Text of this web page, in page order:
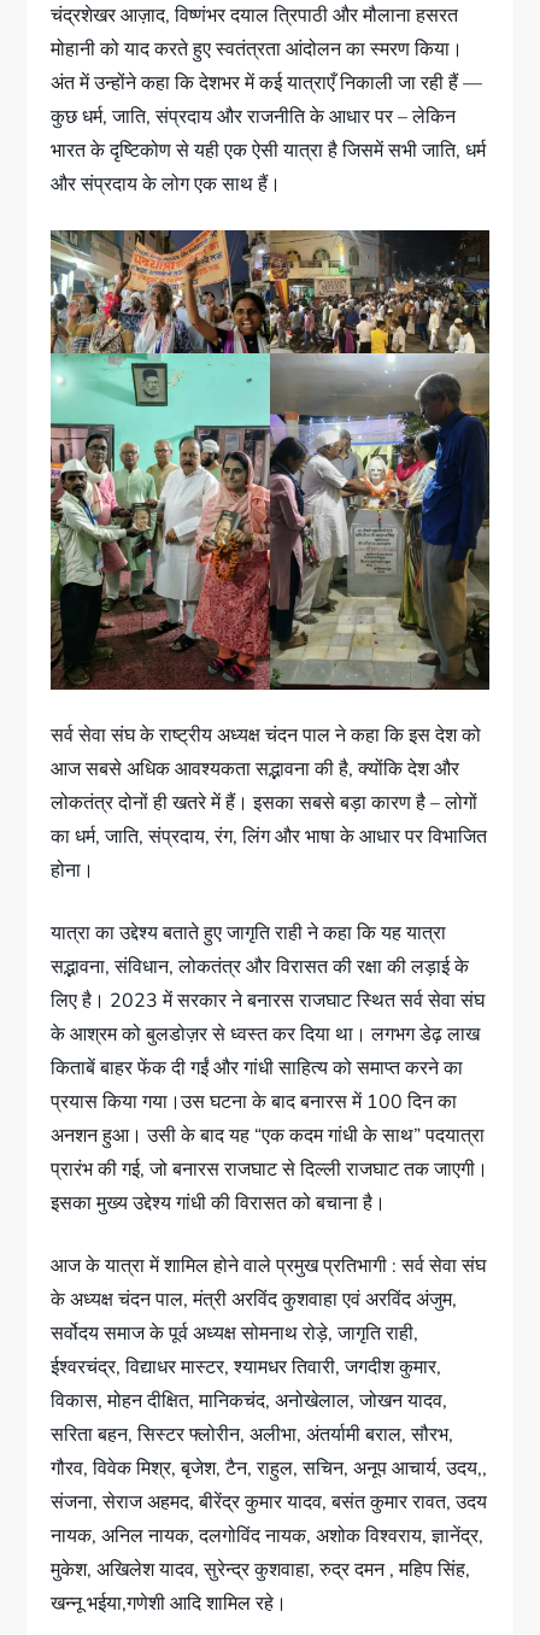
चंद्रशेखर आज़ाद, विष्णंभर दयाल त्रिपाठी और मौलाना हसरत
मोहानी को याद करते हुए स्वतंत्रता आंदोलन का स्मरण किया।
अंत में उन्होंने कहा कि देशभर में कई यात्राएँ निकाली जा रही हैं —
कुछ धर्म, जाति, संप्रदाय और राजनीति के आधार पर – लेकिन
भारत के दृष्टिकोण से यही एक ऐसी यात्रा है जिसमें सभी जाति, धर्म
और संप्रदाय के लोग एक साथ हैं।
सर्व सेवा संघ के राष्ट्रीय अध्यक्ष चंदन पाल ने कहा कि इस देश को
आज सबसे अधिक आवश्यकता सद्भावना की है, क्योंकि देश और
लोकतंत्र दोनों ही खतरे में हैं। इसका सबसे बड़ा कारण है – लोगों
का धर्म, जाति, संप्रदाय, रंग, लिंग और भाषा के आधार पर विभाजित
होना।
यात्रा का उद्देश्य बताते हुए जागृति राही ने कहा कि यह यात्रा
सद्भावना, संविधान, लोकतंत्र और विरासत की रक्षा की लड़ाई के
लिए है। 2023 में सरकार ने बनारस राजघाट स्थित सर्व सेवा संघ
के आश्रम को बुलडोज़र से ध्वस्त कर दिया था। लगभग डेढ़ लाख
किताबें बाहर फेंक दी गईं और गांधी साहित्य को समाप्त करने का
प्रयास किया गया।उस घटना के बाद बनारस में 100 दिन का
अनशन हुआ। उसी के बाद यह “एक कदम गांधी के साथ” पदयात्रा
प्रारंभ की गई, जो बनारस राजघाट से दिल्ली राजघाट तक जाएगी।
इसका मुख्य उद्देश्य गांधी की विरासत को बचाना है।
आज के यात्रा में शामिल होने वाले प्रमुख प्रतिभागी : सर्व सेवा संघ
के अध्यक्ष चंदन पाल, मंत्री अरविंद कुशवाहा एवं अरविंद अंजुम,
सर्वोदय समाज के पूर्व अध्यक्ष सोमनाथ रोड़े, जागृति राही,
ईश्वरचंद्र, विद्याधर मास्टर, श्यामधर तिवारी, जगदीश कुमार,
विकास, मोहन दीक्षित, मानिकचंद, अनोखेलाल, जोखन यादव,
सरिता बहन, सिस्टर फ्लोरीन, अलीभा, अंतर्यामी बराल, सौरभ,
गौरव, विवेक मिश्र, बृजेश, टैन, राहुल, सचिन, अनूप आचार्य, उदय,,
संजना, सेराज अहमद, बीरेंद्र कुमार यादव, बसंत कुमार रावत, उदय
नायक, अनिल नायक, दलगोविंद नायक, अशोक विश्वराय, ज्ञानेंद्र,
मुकेश, अखिलेश यादव, सुरेन्द्र कुशवाहा, रुद्र दमन , महिप सिंह,
खन्नू भईया,गणेशी आदि शामिल रहे।